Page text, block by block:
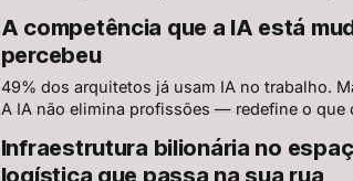
A competência que a IA está
percebeu
49% dos arquitetos já usam IA no trabalho.
A IA não elimina profissões — redefine o
Infraestrutura bilionária no
logística que passa na sua rua